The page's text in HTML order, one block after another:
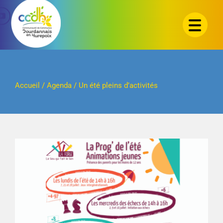
Passer
contenu
Accueil / Agenda/ Un été pleins d’activités